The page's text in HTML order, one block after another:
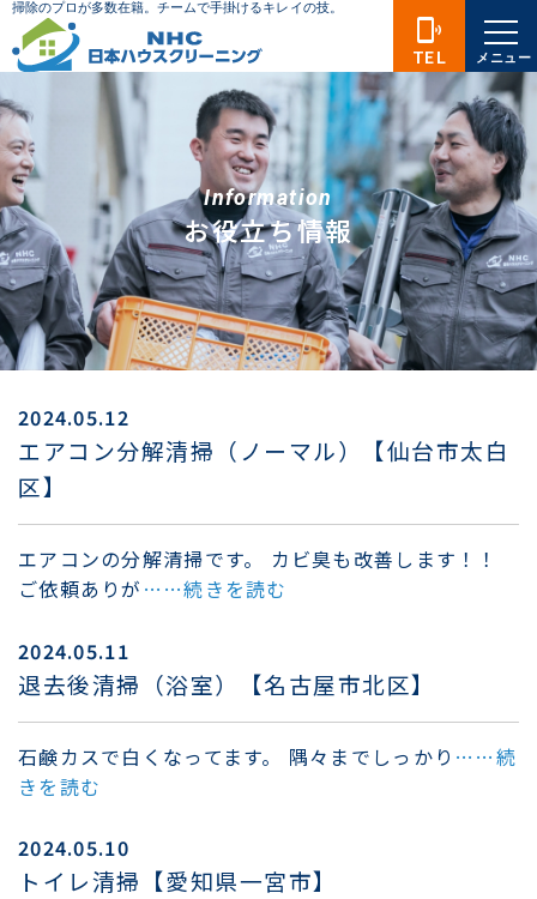
Information
お役立ち情報
2024.05.12
エアコン分解清掃（ノーマル）【仙台市太白
区】
エアコンの分解清掃です。 カビ臭も改善します！！
ご依頼ありが ……続きを読む
2024.05.11
退去後清掃（浴室）【名古屋市北区】
石鹸カスで白くなってます。 隅々までしっかり ……続
きを読む
2024.05.10
トイレ清掃【愛知県一宮市】
phonelink_ring
TEL メニュー